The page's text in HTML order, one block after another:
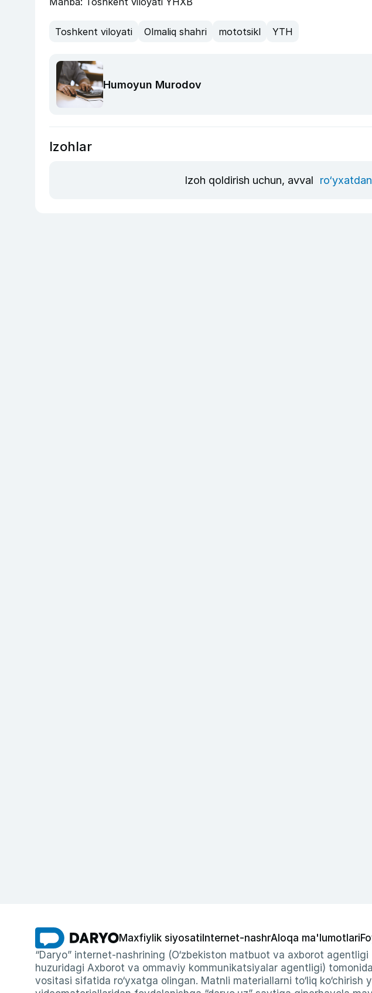
Toshkent viloyati Olmaliq shahri mototsikl YTH
Humoyun Murodov
Izohlar
Izoh qoldirish uchun, avval
Maxfiylik siyosati Internet-nashrAloqa ma'lumotlari
“Daryo” internet-nashrining (O‘zbekiston matbuot va axborot
huzuridagi Axborot va ommaviy kommunikatsiyalar agentligi)
vositasi sifatida ro‘yxatga olingan. Matnli materiallarni to‘liq